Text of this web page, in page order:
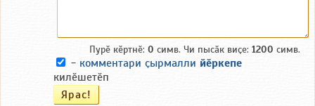
Пурӗ кӗртнӗ: 0 симв. Чи пысӑк виҫе: 1200 симв.
- комментари ҫырмалли йӗркепе
килӗшетӗп